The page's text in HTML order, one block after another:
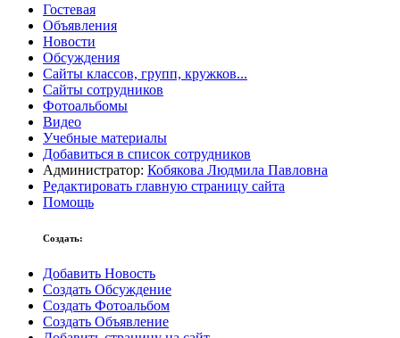
Гостевая
Объявления
Новости
Обсуждения
Сайты классов, групп, кружков...
Сайты сотрудников
Фотоальбомы
Видео
Учебные материалы
Добавиться в список сотрудников
Администратор: Кобякова Людмила Павловна
Редактировать главную страницу сайта
Помощь
Создать:
Добавить Новость
Создать Обсуждение
Создать Фотоальбом
Создать Объявление